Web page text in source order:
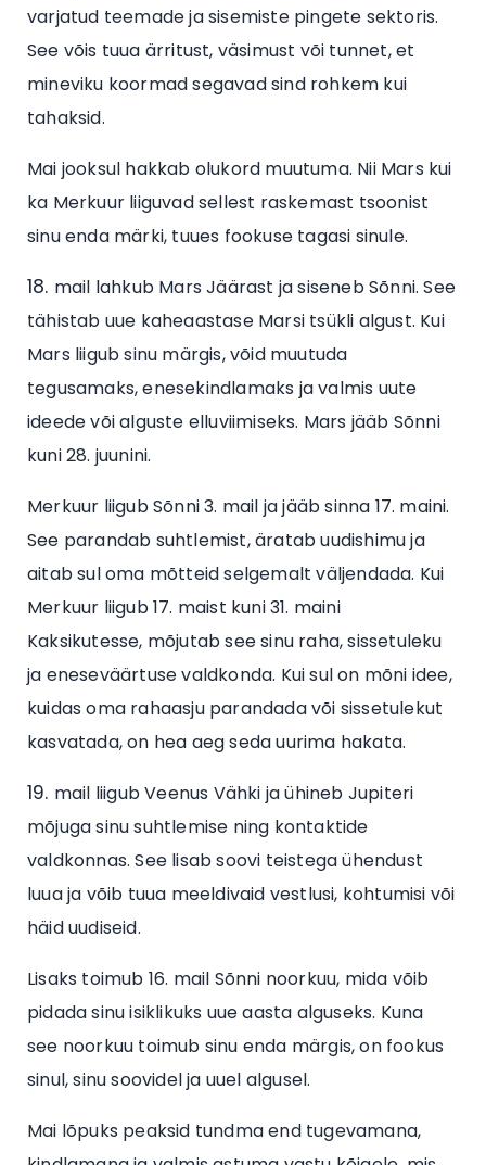
varjatud teemade ja sisemiste pingete sektoris.
See võis tuua ärritust, väsimust või tunnet, et
mineviku koormad segavad sind rohkem kui
tahaksid.
Mai jooksul hakkab olukord muutuma. Nii Mars kui
ka Merkuur liiguvad sellest raskemast tsoonist
sinu enda märki, tuues fookuse tagasi sinule.
mail lahkub Mars Jäärast ja siseneb Sõnni. See
tähistab uue kaheaastase Marsi tsükli algust. Kui
Mars liigub sinu märgis, võid muutuda
tegusamaks, enesekindlamaks ja valmis uute
ideede või alguste elluviimiseks. Mars jääb Sõnni
kuni 28. juunini.
Merkuur liigub Sõnni 3. mail ja jääb sinna 17. maini.
See parandab suhtlemist, äratab uudishimu ja
aitab sul oma mõtteid selgemalt väljendada. Kui
Merkuur liigub 17. maist kuni 31. maini
Kaksikutesse, mõjutab see sinu raha, sissetuleku
ja eneseväärtuse valdkonda. Kui sul on mõni idee,
kuidas oma rahaasju parandada või sissetulekut
kasvatada, on hea aeg seda uurima hakata.
mail liigub Veenus Vähki ja ühineb Jupiteri
mõjuga sinu suhtlemise ning kontaktide
valdkonnas. See lisab soovi teistega ühendust
luua ja võib tuua meeldivaid vestlusi, kohtumisi või
häid uudiseid.
Lisaks toimub 16. mail Sõnni noorkuu, mida võib
pidada sinu isiklikuks uue aasta alguseks. Kuna
see noorkuu toimub sinu enda märgis, on fookus
sinul, sinu soovidel ja uuel algusel.
Mai lõpuks peaksid tundma end tugevamana,